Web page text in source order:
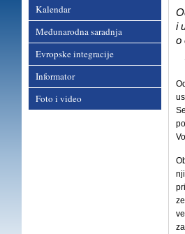
Kalendar
Međunarodna saradnja
Evropske integracije
Informator
Foto i video
i
o